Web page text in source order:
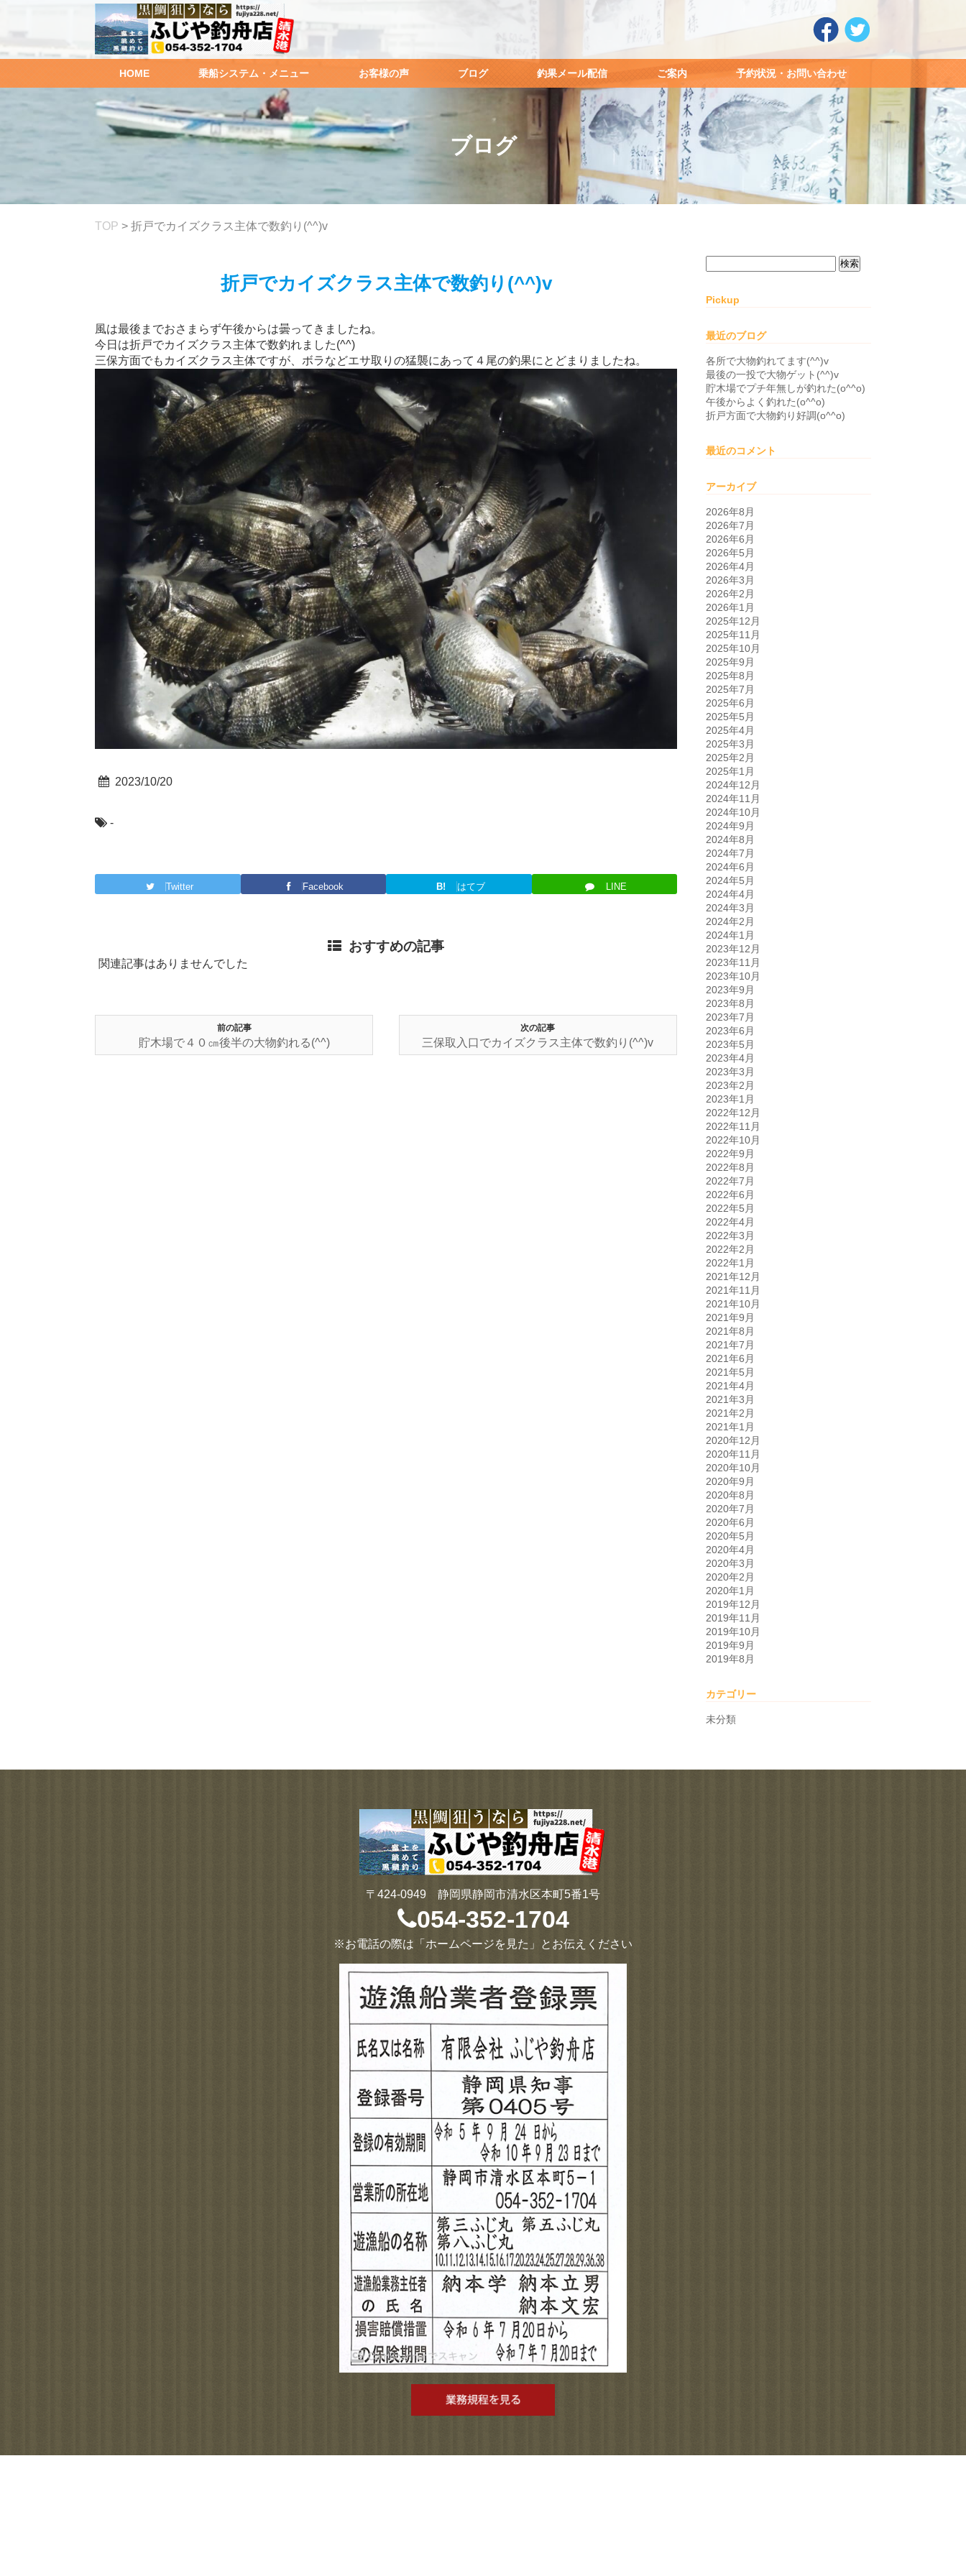
HOME 乗船システム・メニュー お客様の声 ブログ 釣果メール配信 ご案内 予約状況・お問い合わせ
ブログ
TOP > 折戸でカイズクラス主体で数釣り(^^)v
折戸でカイズクラス主体で数釣り(^^)v
風は最後までおさまらず午後からは曇ってきましたね。
今日は折戸でカイズクラス主体で数釣れました(^^)
三保方面でもカイズクラス主体ですが、ボラなどエサ取りの猛襲にあって４尾の釣果にとどまりましたね。
2023/10/20
-
Twitter Facebook B! はてブ LINE
おすすめの記事
関連記事はありませんでした
前の記事
貯木場で４０㎝後半の大物釣れる(^^)
次の記事
三保取入口でカイズクラス主体で数釣り(^^)v
索:
Pickup
最近のブログ
各所で大物釣れてます(^^)v
最後の一投で大物ゲット(^^)v
貯木場でプチ年無しが釣れた(o^^o)
午後からよく釣れた(o^^o)
折戸方面で大物釣り好調(o^^o)
最近のコメント
アーカイブ
2026年8月
2026年7月
2026年6月
2026年5月
2026年4月
2026年3月
2026年2月
2026年1月
2025年12月
2025年11月
2025年10月
2025年9月
2025年8月
2025年7月
2025年6月
2025年5月
2025年4月
2025年3月
2025年2月
2025年1月
2024年12月
2024年11月
2024年10月
2024年9月
2024年8月
2024年7月
2024年6月
2024年5月
2024年4月
2024年3月
2024年2月
2024年1月
2023年12月
2023年11月
2023年10月
2023年9月
2023年8月
2023年7月
2023年6月
2023年5月
2023年4月
2023年3月
2023年2月
2023年1月
2022年12月
2022年11月
2022年10月
2022年9月
2022年8月
2022年7月
2022年6月
2022年5月
2022年4月
2022年3月
2022年2月
2022年1月
2021年12月
2021年11月
2021年10月
2021年9月
2021年8月
2021年7月
2021年6月
2021年5月
2021年4月
2021年3月
2021年2月
2021年1月
2020年12月
2020年11月
2020年10月
2020年9月
2020年8月
2020年7月
2020年6月
2020年5月
2020年4月
2020年3月
2020年2月
2020年1月
2019年12月
2019年11月
2019年10月
2019年9月
2019年8月
カテゴリー
未分類
〒424-0949 静岡県静岡市清水区本町5番1号
054-352-1704
※お電話の際は「ホームページを見た」とお伝えください